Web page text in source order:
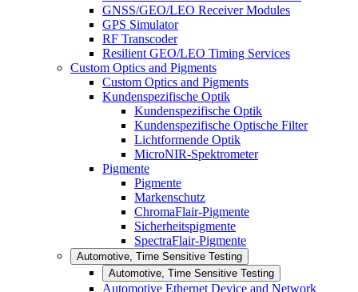
GNSS/GEO/LEO Receiver Modules
GPS Simulator
RF Transcoder
Resilient GEO/LEO Timing Services
Custom Optics and Pigments
Custom Optics and Pigments
Kundenspezifische Optik
Kundenspezifische Optik
Kundenspezifische Optische Filter
Lichtformende Optik
MicroNIR-Spektrometer
Pigmente
Pigmente
Markenschutz
ChromaFlair-Pigmente
Sicherheitspigmente
SpectraFlair-Pigmente
Automotive, Time Sensitive Testing
Automotive, Time Sensitive Testing
Automotive Ethernet Device and Network